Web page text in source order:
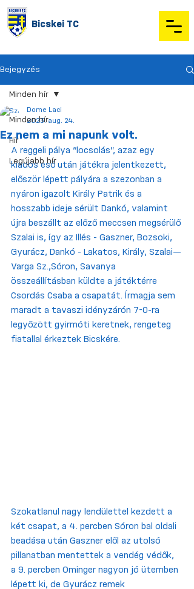
Bicskei TC
Bejegyzés
Minden hír
Hír
Legújabb hír
Minden hír
Ez nem a mi napunk volt.
Dome Laci
2023. aug. 24.
A reggeli pálya “locsolás”, azaz egy
kiadós eső után játékra jelentkezett,
először lépett pályára a szezonban a
nyáron igazolt Király Patrik és a
hosszabb ideje sérült Dankó, valamint
újra beszállt az előző meccsen megsérülő
Szalai is, így az Illés - Gaszner, Bozsoki,
Gyurácz, Dankó - Lakatos, Király, Szalai—
Varga Sz.,Sóron, Savanya
összeállításban küldte a játéktérre
Csordás Csaba a csapatát. Írmagja sem
maradt a tavaszi idényzárón 7-0-ra
legyőzött gyirmóti keretnek, rengeteg
fiatallal érkeztek Bicskére.
Szokatlanul nagy lendülettel kezdett a
két csapat, a 4. percben Sóron bal oldali
beadása után Gaszner elől az utolsó
pillanatban mentettek a vendég védők,
a 9. percben Ominger nagyon jó ütemben
lépett ki, de Gyurácz remek